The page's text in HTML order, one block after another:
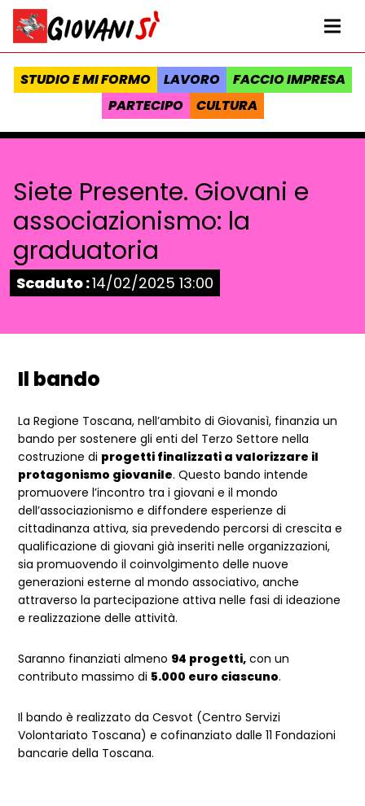
Vai al contenuto
Homepage Giovanisì - Progetto della Regione Toscana
STUDIO E MI FORMO LAVORO
FACCIO IMPRESA
PARTECIPO
CULTURA
Siete Presente. Giovani e
associazionismo: la
graduatoria
Stato:
Scaduto :14/02/2025 13:00
Il bando
La Regione Toscana, nell’ambito di Giovanisì, finanzia un
bando per sostenere gli enti del Terzo Settore nella
costruzione di progetti finalizzati a valorizzare il
protagonismo giovanile. Questo bando intende
promuovere l’incontro tra i giovani e il mondo
dell’associazionismo e diffondere esperienze di
cittadinanza attiva, sia prevedendo percorsi di crescita e
qualificazione di giovani già inseriti nelle organizzazioni,
sia promuovendo il coinvolgimento delle nuove
generazioni esterne al mondo associativo, anche
attraverso la partecipazione attiva nelle fasi di ideazione
e realizzazione delle attività.
Saranno finanziati almeno 94 progetti, con un
contributo massimo di 5.000 euro ciascuno.
Il bando è realizzato da Cesvot (Centro Servizi
Volontariato Toscana) e cofinanziato dalle 11 Fondazioni
bancarie della Toscana.